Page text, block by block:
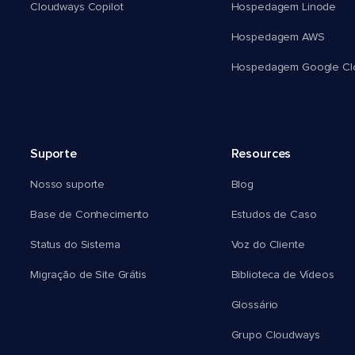
Cloudways Copilot Hospedagem Linode
Hospedagem AWS
Hospedagem Google
Suporte
Nosso suporte
Base de Conhecimento
Status do Sistema
Migração de Site Grátis
Resources
Blog
Estudos de Caso
Voz do Cliente
Biblioteca de Vídeos
Glossário
Grupo Cloudways